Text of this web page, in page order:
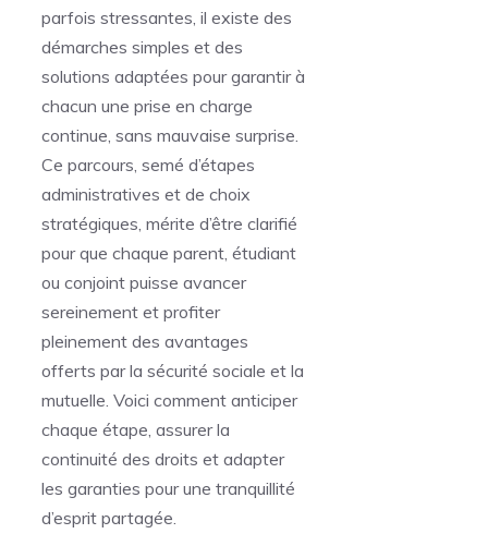
parfois stressantes, il existe des
démarches simples et des
solutions adaptées pour garantir à
chacun une prise en charge
continue, sans mauvaise surprise.
Ce parcours, semé d’étapes
administratives et de choix
stratégiques, mérite d’être clarifié
pour que chaque parent, étudiant
ou conjoint puisse avancer
sereinement et profiter
pleinement des avantages
offerts par la sécurité sociale et la
mutuelle. Voici comment anticiper
chaque étape, assurer la
continuité des droits et adapter
les garanties pour une tranquillité
d’esprit partagée.